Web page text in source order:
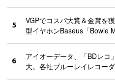
5
VGPでコスパ大賞＆金賞を
型イヤホンBaseus「Bowie
6
アイオーデータ、「BDレコ
大。各社ブルーレイレコー